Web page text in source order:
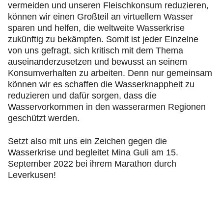
vermeiden und unseren Fleischkonsum reduzieren,
können wir einen Großteil an virtuellem Wasser
sparen und helfen, die weltweite Wasserkrise
zukünftig zu bekämpfen. Somit ist jeder Einzelne
von uns gefragt, sich kritisch mit dem Thema
auseinanderzusetzen und bewusst an seinem
Konsumverhalten zu arbeiten. Denn nur gemeinsam
können wir es schaffen die Wasserknappheit zu
reduzieren und dafür sorgen, dass die
Wasservorkommen in den wasserarmen Regionen
geschützt werden.
Setzt also mit uns ein Zeichen gegen die
Wasserkrise und begleitet Mina Guli am 15.
September 2022 bei ihrem Marathon durch
Leverkusen!